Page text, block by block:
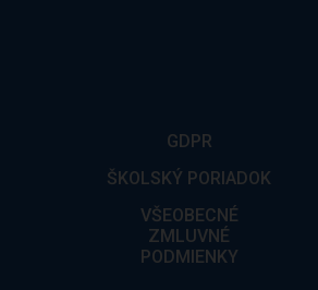
GDPR
ŠKOLSKÝ PORIADOK
VŠEOBECNÉ
ZMLUVNÉ
PODMIENKY